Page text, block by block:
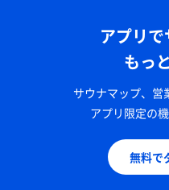
アプリ
もっ
サウナマップ、営
アプリ限定の
無料で